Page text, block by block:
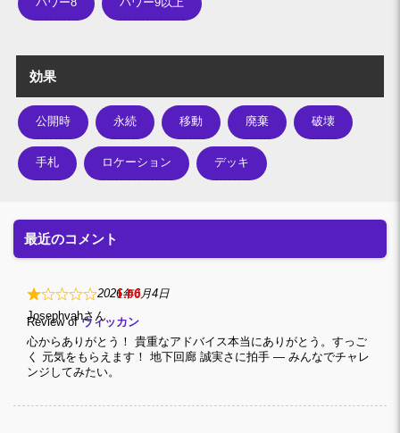
効果
公開時 永続 移動 廃棄 破壊
手札 ロケーション デッキ
最近のコメント
1
2026年6月4日
Review of ウィッカン
心からありがとう！ 貴重なアドバイス本当にありがとう。すっご
く 元気をもらえます！ 地下回廊 誠実さに拍手 — みんなでチャレ
ンジしてみたい。
Josephvah